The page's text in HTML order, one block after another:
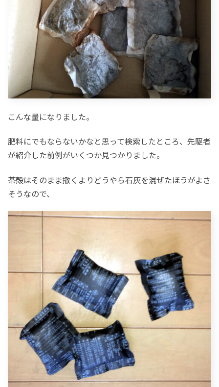
こんな量になりました。
肥料にでもならないかなと思って検索したところ、先駆者
が紹介した前例がいくつか見つかりました。
茶殻はそのまま撒くよりどうやら石灰を混ぜたほうがよさ
そうなので、